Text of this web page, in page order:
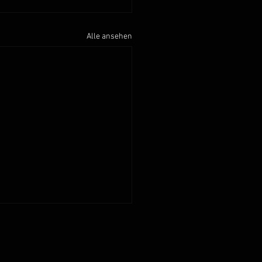
Alle ansehen